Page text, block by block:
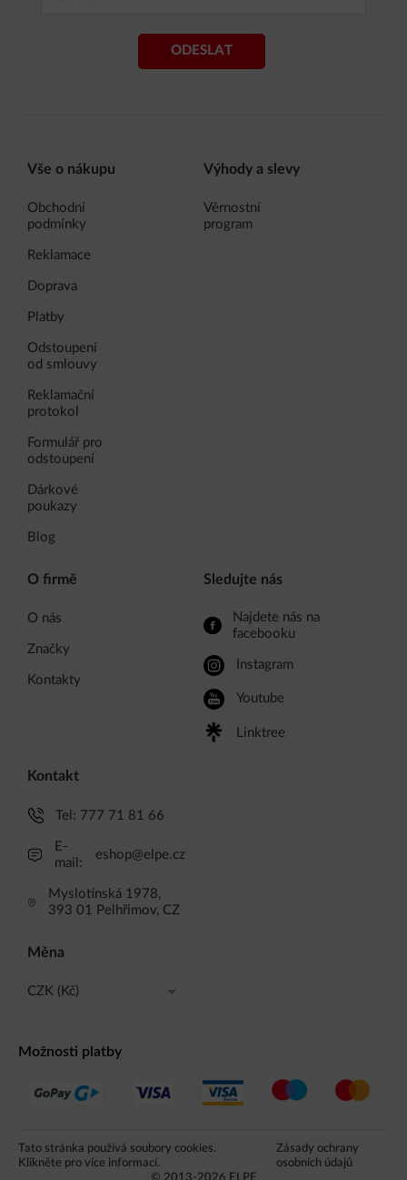
ODESLAT
Vše o nákupu
Obchodní
podmínky
Reklamace
Doprava
Platby
Odstoupení
od smlouvy
Reklamační
protokol
Formulář pro
odstoupení
Dárkové
poukazy
Blog
Výhody a slevy
Věrnostní
program
O firmě
O nás
Značky
Kontakty
Sledujte nás
Najdete nás na
facebooku
Instagram
Youtube
Linktree
Kontakt
Tel: 777 71 81 66
E-
mail:
eshop@elpe.cz
Myslotínská 1978,
393 01 Pelhřimov, CZ
Měna
CZK (Kč)
EUR (EUR)
Možnosti platby
Tato stránka používá soubory cookies.
Klikněte pro více informací.
Zásady ochrany
osobních údajů